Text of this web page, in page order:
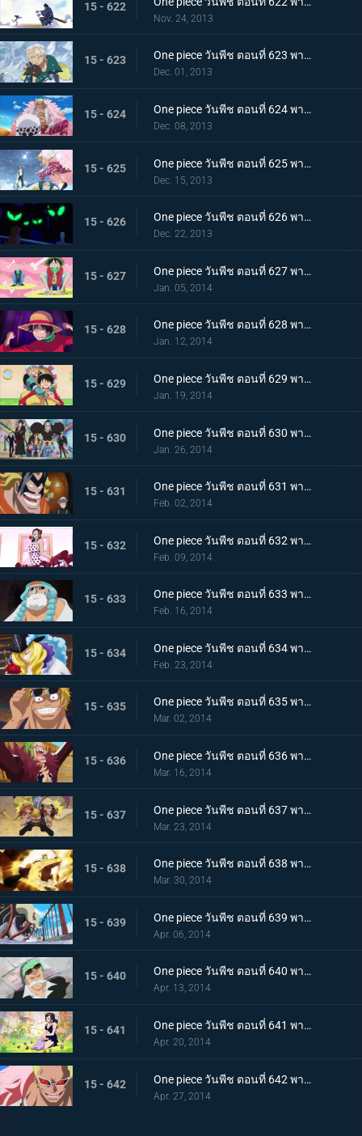
15 - 622
Nov. 24, 2013
15 - 623 One piece วันพีช ตอนที่ 623 พากย์ไทย ถึงยามอำลา ออกเรือจากพังค์ฮาซาร์ด!
Dec. 01, 2013
15 - 624 One piece วันพีช ตอนที่ 624 พากย์ไทย G5 ย่อยยับ! โดฟลามิงโก้จู่โจม!
Dec. 08, 2013
15 - 625 One piece วันพีช ตอนที่ 625 พากย์ไทย ตึงเครียด! อาโอคิยิ ปะทะ โดฟลามิงโก้
Dec. 15, 2013
15 - 626 One piece วันพีช ตอนที่ 626 พากย์ไทย ซีซาร์หายตัวไป! พันธมิตรโจรสลัดจู่โจม
Dec. 22, 2013
15 - 627 One piece วันพีช ตอนที่ 627 พากย์ไทย ลูฟี่ตายในทะเล!? พันธมิตรโจรสลัดแตกหัก
Jan. 05, 2014
15 - 628 One piece วันพีช ตอนที่ 628 พากย์ไทย การพลิกกลับครั้งใหญ่! ลูฟี่ระเบิดหมัดแห่งความโกรธ!!!
Jan. 12, 2014
15 - 629 One piece วันพีช ตอนที่ 629 พากย์ไทย ตะลึง! ข่าวใหญ่ที่สั่นสะเทือนนิวเวิลด์
Jan. 19, 2014
15 - 630 One piece วันพีช ตอนที่ 630 พากย์ไทย ออกผจญภัย! ประเทศแห่งความรัก และ ความรู้สึกแรงกล้า เดรสโรซ่า
Jan. 26, 2014
15 - 631 One piece วันพีช ตอนที่ 631 พากย์ไทย ความบ้าระห่ำที่คอร์ริด้า โคลอสเซียม
Feb. 02, 2014
15 - 632 One piece วันพีช ตอนที่ 632 พากย์ไทย รักสุดอันตราย สาวนักเต้นไวโอเล็ต
Feb. 09, 2014
15 - 633 One piece วันพีช ตอนที่ 633 พากย์ไทย นักสู้ลึกลับสุดแกร่ง! ลูซี่ออกโรงแล้ว
Feb. 16, 2014
15 - 634 One piece วันพีช ตอนที่ 634 พากย์ไทย คุณชายโจรสลัด คาเวนดิช
Feb. 23, 2014
15 - 635 One piece วันพีช ตอนที่ 635 พากย์ไทย ชะตาชักนำอีกครั้ง ไฮยีน่า เบลลามี่
Mar. 02, 2014
15 - 636 One piece วันพีช ตอนที่ 636 พากย์ไทย ชูเปอร์โนวา! บาร์โธโลมีโอ มนุษย์กินคน
Mar. 16, 2014
15 - 637 One piece วันพีช ตอนที่ 637 พากย์ไทย การฟาดฟันของเหล่านักสู้! บล็อก B ลุกเป็นไฟ!
Mar. 23, 2014
15 - 638 One piece วันพีช ตอนที่ 638 พากย์ไทย ไม้ตายหมัดเดียวจอด! คิงพันช์ที่แสนน่ากลัว
Mar. 30, 2014
15 - 639 One piece วันพีช ตอนที่ 639 พากย์ไทย ปลานักสู้โจมตี! ทะลวงฝ่าสะพานแห่งความตายไปซะ
Apr. 06, 2014
15 - 640 One piece วันพีช ตอนที่ 640 พากย์ไทย ผจญภัย! กรีนบิท เกาะแห่งเหล่าภูติ
Apr. 13, 2014
15 - 641 One piece วันพีช ตอนที่ 641 พากย์ไทย โลกที่ไม่มีใครเคยล่วงรู้ อาณาจักรทอนตะต้า
Apr. 20, 2014
15 - 642 One piece วันพีช ตอนที่ 642 พากย์ไทย อุบายแห่งศตวรรษ!! โดฟลามิงโก้เริ่มเคลื่อนไหว!
Apr. 27, 2014